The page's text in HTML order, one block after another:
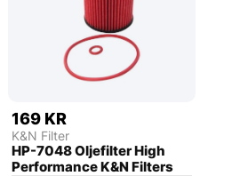
169 KR
K&N Filter
HP-7048 Oljefilter High
Performance K&N Filters